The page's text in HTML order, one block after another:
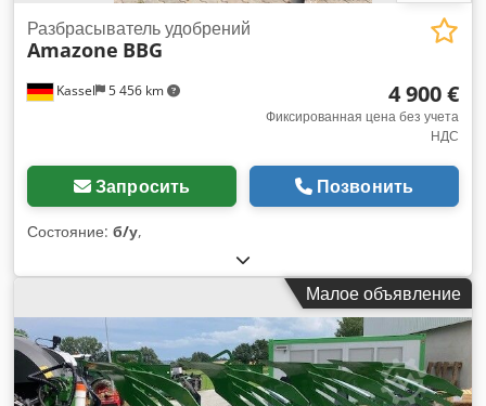
Kassel 5 456 km
Разбрасыватель удобрений
Amazone BBG
4 900 €
Фиксированная цена без учета
НДС
Запросить Позвонить
Состояние: б/у,
Малое объявление